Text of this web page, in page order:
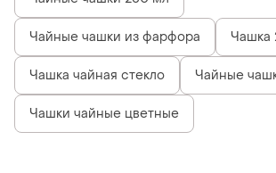
Чайные чашки из фарфора Чашка
Чашка чайная стекло Чайные
Чашки чайные цветные